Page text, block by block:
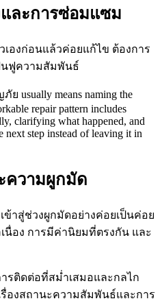
ละการซ่อมแซม
องก่อนแล้วค่อยแก้ไข ต้องการ
ฟูความสัมพันธ์
usually means naming the
repair pattern includes
clarifying what happened, and
next step instead of leaving it in
ความผูกมัด
ข้าสู่ช่วงผูกมัดอย่างค่อยเป็นค่อย
นื่อง การมีค่านิยมที่ตรงกัน และ
รติดต่อที่สม่ำเสมอและกลไก
องสถานะความสัมพันธ์และการ